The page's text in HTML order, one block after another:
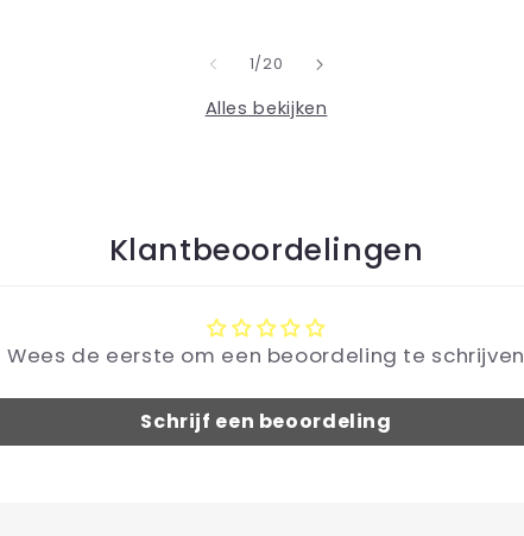
1/ van
20
Alles bekijken
Klantbeoordelingen
Wees de eerste om een beoordeling te schrijven
Schrijf een beoordeling